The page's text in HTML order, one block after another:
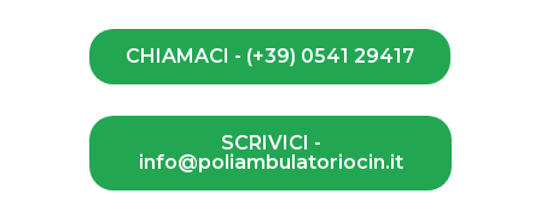
CHIAMACI - (+39) 0541 29417
SCRIVICI -
info@poliambulatoriocin.it